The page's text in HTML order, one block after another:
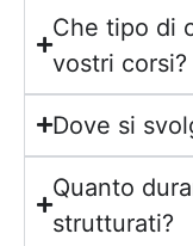
Che tipo di
vostri corsi?
Dove si
Quanto
strutturati?